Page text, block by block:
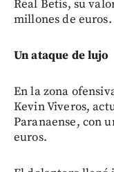
Real Betis, su
millones de euros.
Un ataque de lujo
En la zona
Kevin Viveros,
Paranaense, con
euros.